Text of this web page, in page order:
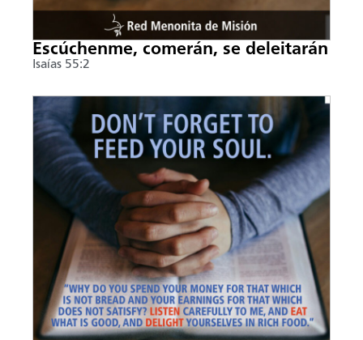
Escúchenme, comerán, se deleitarán
Isaías 55:2